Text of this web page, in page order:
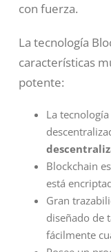
con fuerza.
La tecnología
características
potente:
La
Blockchain
está
Gran
diseñado de
fácilmente